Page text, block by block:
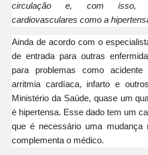
circulação e, com isso,
cardiovasculares como a
Ainda de acordo com o
de entrada para outras
para problemas como acidente
arritmia cardíaca, infarto e
Ministério da Saúde, quase um
é hipertensa. Esse dado tem um
que é necessário uma mudança
complementa o médico.